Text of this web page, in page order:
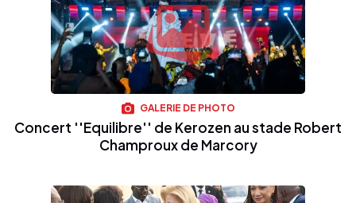
GALERIE DE PHOTO
Concert ''Equilibre'' de Kerozen au stade Robert
Champroux de Marcory